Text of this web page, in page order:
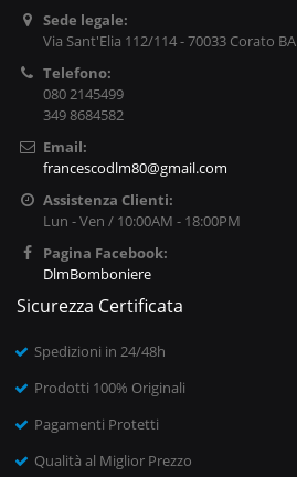
Sede legale:
Via Sant'Elia 112/114 - 70033 Corato BA
Telefono:
080 2145499
349 8684582
Email:
francescodlm80@gmail.com
Assistenza Clienti:
Lun - Ven / 10:00AM - 18:00PM
Pagina Facebook:
DlmBomboniere
Sicurezza Certificata
Spedizioni in 24/48h
Prodotti 100% Originali
Pagamenti Protetti
Qualità al Miglior Prezzo